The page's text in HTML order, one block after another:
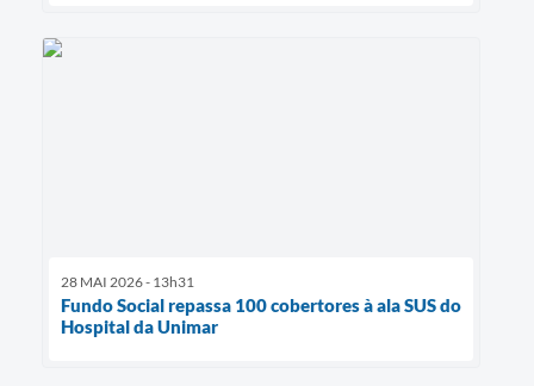
28 MAI 2026 - 13h31
Fundo Social repassa 100 cobertores à ala SUS do
Hospital da Unimar